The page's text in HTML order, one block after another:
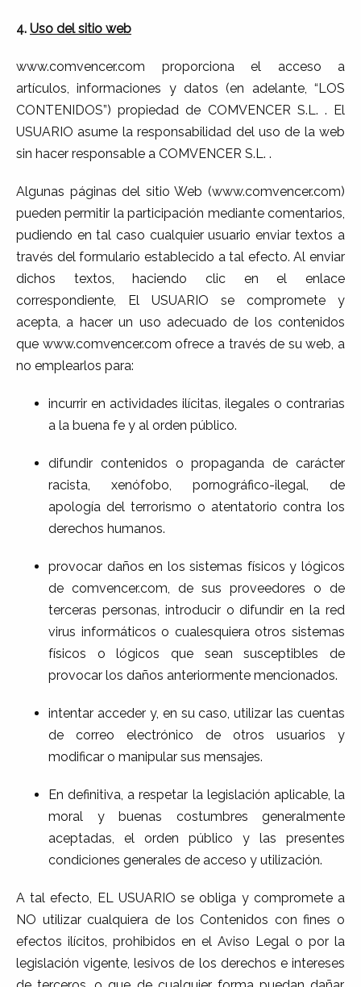
4. Uso del sitio web
www.comvencer.com proporciona el acceso a
artículos, informaciones y datos (en adelante, “LOS
CONTENIDOS”) propiedad de COMVENCER S.L. . El
USUARIO asume la responsabilidad del uso de la web
sin hacer responsable a COMVENCER S.L. .
Algunas páginas del sitio Web (www.comvencer.com)
pueden permitir la participación mediante comentarios,
pudiendo en tal caso cualquier usuario enviar textos a
través del formulario establecido a tal efecto. Al enviar
dichos textos, haciendo clic en el enlace
correspondiente, El USUARIO se compromete y
acepta, a hacer un uso adecuado de los contenidos
que www.comvencer.com ofrece a través de su web, a
no emplearlos para:
incurrir en actividades ilícitas, ilegales o contrarias
a la buena fe y al orden público.
difundir contenidos o propaganda de carácter
racista, xenófobo, pornográfico-ilegal, de
apología del terrorismo o atentatorio contra los
derechos humanos.
provocar daños en los sistemas físicos y lógicos
de comvencer.com, de sus proveedores o de
terceras personas, introducir o difundir en la red
virus informáticos o cualesquiera otros sistemas
físicos o lógicos que sean susceptibles de
provocar los daños anteriormente mencionados.
intentar acceder y, en su caso, utilizar las cuentas
de correo electrónico de otros usuarios y
modificar o manipular sus mensajes.
En definitiva, a respetar la legislación aplicable, la
moral y buenas costumbres generalmente
aceptadas, el orden público y las presentes
condiciones generales de acceso y utilización.
A tal efecto, EL USUARIO se obliga y compromete a
NO utilizar cualquiera de los Contenidos con fines o
efectos ilícitos, prohibidos en el Aviso Legal o por la
legislación vigente, lesivos de los derechos e intereses